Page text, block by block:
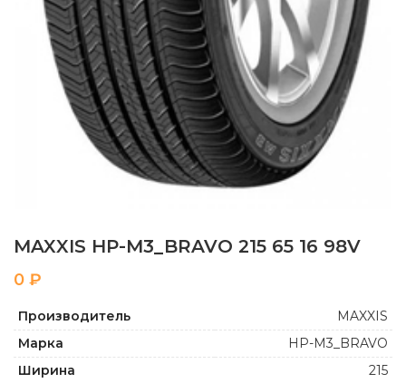
MAXXIS HP-M3_BRAVO 215 65 16 98V
₽
Производитель
MAXXIS
Марка
HP-M3_BRAVO
Ширина
215